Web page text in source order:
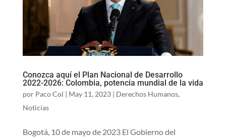
Conozca aquí el Plan Nacional de Desarrollo
2022-2026: Colombia, potencia mundial de la vida
por Paco Col | May 11, 2023| Derechos Humanos,
Noticias
Bogotá, 10 de mayo de 2023 El Gobierno del